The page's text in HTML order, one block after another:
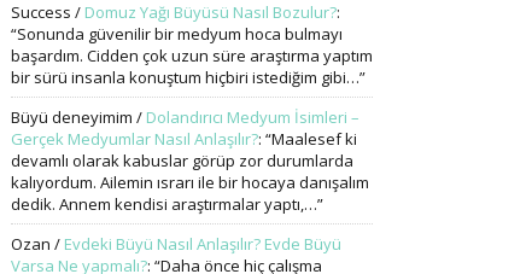
Success / Domuz Yağı Büyüsü Nasıl Bozulur?:
“Sonunda güvenilir bir medyum hoca bulmayı
başardım. Cidden çok uzun süre araştırma yaptım
bir sürü insanla konuştum hiçbiri istediğim gibi…”
Büyü deneyimim / Dolandırıcı Medyum İsimleri –
Gerçek Medyumlar Nasıl Anlaşılır?: “Maalesef ki
devamlı olarak kabuslar görüp zor durumlarda
kalıyordum. Ailemin ısrarı ile bir hocaya danışalım
dedik. Annem kendisi araştırmalar yaptı,…”
Ozan / Evdeki Büyü Nasıl Anlaşılır? Evde Büyü
Varsa Ne yapmalı?: “Daha önce hiç çalışma